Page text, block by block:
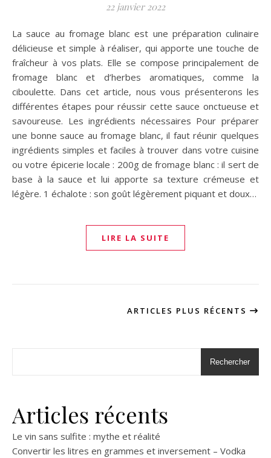
22 janvier 2022
La sauce au fromage blanc est une préparation culinaire
délicieuse et simple à réaliser, qui apporte une touche de
fraîcheur à vos plats. Elle se compose principalement de
fromage blanc et d’herbes aromatiques, comme la
ciboulette. Dans cet article, nous vous présenterons les
différentes étapes pour réussir cette sauce onctueuse et
savoureuse. Les ingrédients nécessaires Pour préparer
une bonne sauce au fromage blanc, il faut réunir quelques
ingrédients simples et faciles à trouver dans votre cuisine
ou votre épicerie locale : 200g de fromage blanc : il sert de
base à la sauce et lui apporte sa texture crémeuse et
légère. 1 échalote : son goût légèrement piquant et doux…
LIRE LA SUITE
ARTICLES PLUS RÉCENTS
Rechercher
Articles récents
Le vin sans sulfite : mythe et réalité
Convertir les litres en grammes et inversement – Vodka